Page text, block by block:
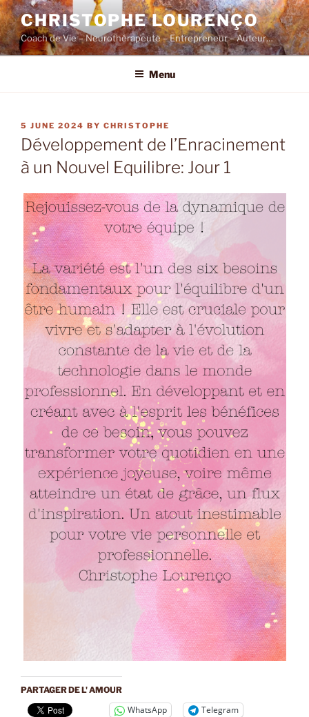
Skip
to
content
CHRISTOPHE LOURENÇO
Coach de Vie – Neurothérapeute – Entrepreneur – Auteur…
Menu
POSTED
ON
5 JUNE 2024 BY CHRISTOPHE
Développement de l’Enracinement
à un Nouvel Equilibre: Jour 1
PARTAGER DE L' AMOUR
WhatsApp
Telegram